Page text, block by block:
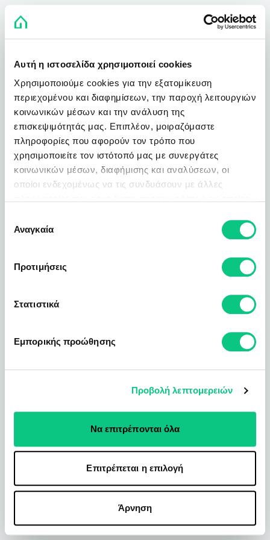
Αυτή η ιστοσελίδα χρησιμοποιεί cookies
Χρησιμοποιούμε cookies για την εξατομίκευση
περιεχομένου και διαφημίσεων, την παροχή λειτουργιών
κοινωνικών μέσων και την ανάλυση της
επισκεψιμότητάς μας. Επιπλέον, μοιραζόμαστε
πληροφορίες που αφορούν τον τρόπο που
χρησιμοποιείτε τον ιστότοπό μας με συνεργάτες
κοινωνικών μέσων, διαφήμισης και αναλύσεων, οι
οποίοι ενδεχομένως να τις συνδυάσουν με άλλες
των υπηρεσιών τους.
συγκατάθεσης
Αναγκαία
Προτιμήσεις
Στατιστικά
Εμπορικής προώθησης
Προβολή λεπτομερειών
Να επιτρέπονται όλα
Επιτρέπεται η επιλογή
Άρνηση